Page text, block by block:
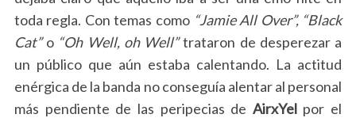
toda regla. Con temas como “Jamie All Over”, “Black
Cat”o “Oh Well, oh Well”trataron de desperezar a
un público que aún estaba calentando. La actitud
enérgica de la banda no conseguía alentar al personal
más pendiente de las peripecias de AirxYelpor el